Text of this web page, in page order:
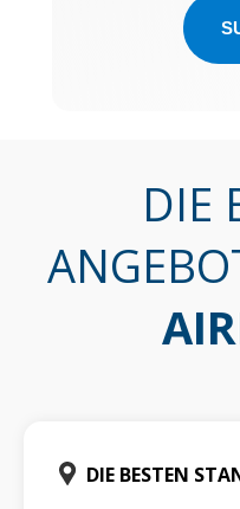
DIE
DIE BESTEN